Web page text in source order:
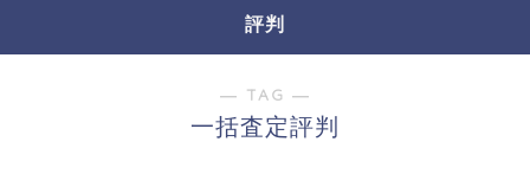
評判
― TAG ―
一括査定評判